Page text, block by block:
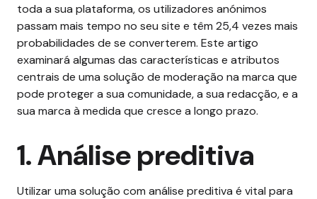
toda a sua plataforma, os utilizadores anónimos
passam mais tempo no seu site e têm 25,4 vezes mais
probabilidades de se converterem. Este artigo
examinará algumas das características e atributos
centrais de uma solução de moderação na marca que
pode proteger a sua comunidade, a sua redacção, e a
sua marca à medida que cresce a longo prazo.
1. Análise preditiva
Utilizar uma solução com análise preditiva é vital para